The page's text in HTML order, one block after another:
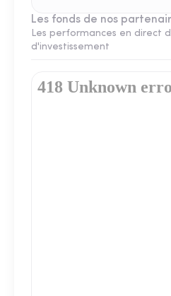
Les fonds de nos
Les performances en direct
d'investissement